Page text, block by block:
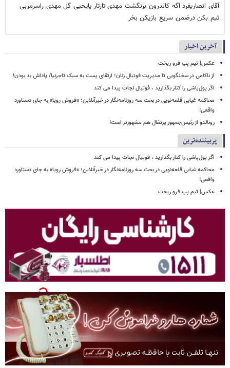
آقای انصاریفرد اگه کالدرون برنگشت مهدی تارتار یایحیی گل مهدی راسرمربی
تیم بکن درضمن سریع بازیکن بخر
آخرین اخبار
عکس| تیم پپ فرو ریخت
از ناکامی در سخنگویی تا مدیریت فوتبال زنان؛ ارتقای پست به سبک تاجرنیا/ پاداش بد بودن!
اگر پول‌پاشی را کنار بگذارید ، فوتبال نجات پیدا می کند
محاکمه غیابی قلعه‌نویی در بحث سه روزنامه‌نگار در خبرآنلاین؛ «فروش رویا» به جای دستاورد
واقعی!
رونالدو از رئیس‌جمهور پرتغال هم مشهورتر است!
پربیننده‌ترین
اگر پول‌پاشی را کنار بگذارید ، فوتبال نجات پیدا می کند
محاکمه غیابی قلعه‌نویی در بحث سه روزنامه‌نگار در خبرآنلاین؛ «فروش رویا» به جای دستاورد
واقعی!
عکس| تیم پپ فرو ریخت